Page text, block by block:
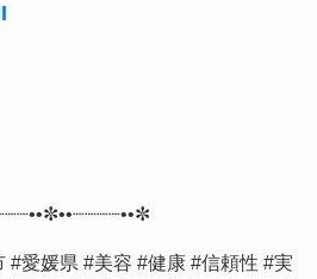
#愛媛県 #美容 #健康 #信頼性 #実